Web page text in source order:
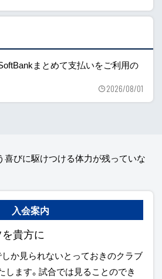
SoftBankまとめて支払いをご利用の
2026/08/01
喜びに駆けつける体力が残っていな
入会案内
貴方に
しか見られないとっておきのクラブ
します。試合では見ることのでき